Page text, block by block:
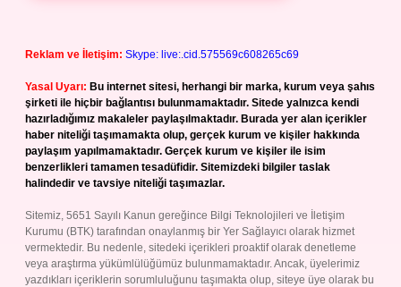
Reklam ve İletişim: Skype: live:.cid.575569c608265c69
Yasal Uyarı: Bu internet sitesi, herhangi bir marka, kurum veya şahıs
şirketi ile hiçbir bağlantısı bulunmamaktadır. Sitede yalnızca kendi
hazırladığımız makaleler paylaşılmaktadır. Burada yer alan içerikler
haber niteliği taşımamakta olup, gerçek kurum ve kişiler hakkında
paylaşım yapılmamaktadır. Gerçek kurum ve kişiler ile isim
benzerlikleri tamamen tesadüfidir. Sitemizdeki bilgiler taslak
halindedir ve tavsiye niteliği taşımazlar.
Sitemiz, 5651 Sayılı Kanun gereğince Bilgi Teknolojileri ve İletişim
Kurumu (BTK) tarafından onaylanmış bir Yer Sağlayıcı olarak hizmet
vermektedir. Bu nedenle, sitedeki içerikleri proaktif olarak denetleme
veya araştırma yükümlülüğümüz bulunmamaktadır. Ancak, üyelerimiz
yazdıkları içeriklerin sorumluluğunu taşımakta olup, siteye üye olarak bu